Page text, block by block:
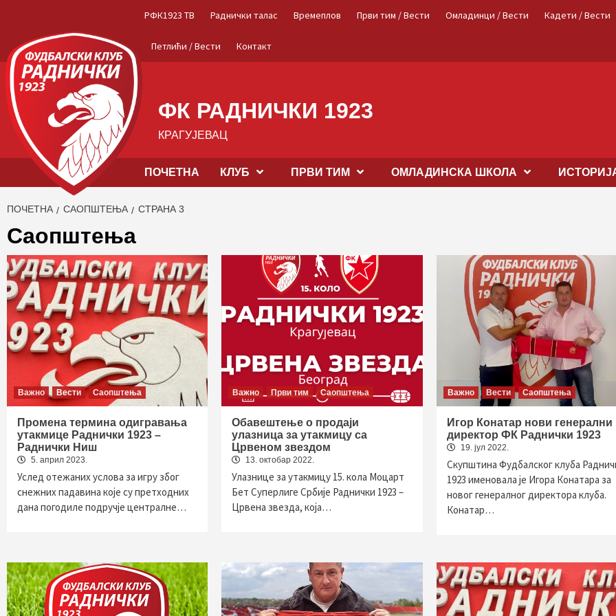
content
РФК1923 ТВ Раднички талас Времеплов Први тим / Вести Омладинци / Вести Кадети / Вести
Петлићи / Вести Контакт
ФК РАДНИЧКИ 1923
КРАГУЈЕВАЦ
ПОЧЕТНА КЛУБ ПРВИ ТИМ OМЛАДИНСКА ШКОЛА
ПОЧЕТНА САОПШТЕЊА СТРАНА 3
Саопштења
Важно Вести Саопштења
Промена термина одигравања
утакмице Раднички 1923 –
Раднички Ниш
5. април 2023.
Услед отежаних услова за игру због
снежних падавина које су претходних
дана погодиле подручје централне…
Важно Први тим Саопштења
Обавештење о продаји
улазница за утакмицу са
Црвеном звездом
13. октобар 2022.
Улазнице за утакмицу 15. кола Моцарт
Бет Суперлиге Србије Раднички 1923 –
Црвена звезда, која…
Важно Вести Саопштења
Игор Конатар нови генерални
директор ФК Раднички 1923
19. јул 2022.
Скупштина Фудбалског клуба
1923 именовала је Игора Конатара за
новог генералног директора клуба.
Конатар…